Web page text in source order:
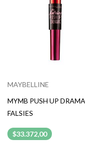
MAYBELLINE
MYMB PUSH UP
FALSIES
$33.372,00